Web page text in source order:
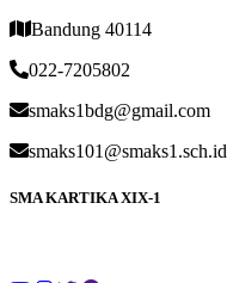
Bandung 40114
022-7205802
smaks1bdg@gmail.com
smaks101@smaks1.sch.id
SMA KARTIKA XIX-1